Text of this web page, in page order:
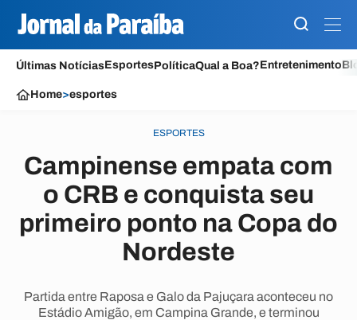
Últimas NotíciasEsportesPolíticaQual a Boa?Entretenimento
Home>esportes
ESPORTES
Campinense empata com
o CRB e conquista seu
primeiro ponto na Copa do
Nordeste
Partida entre Raposa e Galo da Pajuçara aconteceu no
Estádio Amigão, em Campina Grande, e terminou